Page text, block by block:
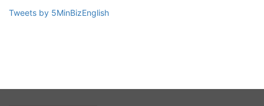
Tweets by 5MinBizEnglish